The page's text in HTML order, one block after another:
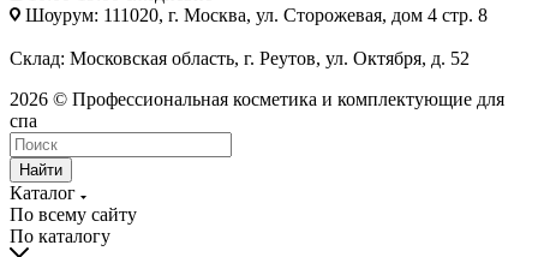
Шоурум: 111020, г. Москва, ул. Сторожевая, дом 4 стр. 8
Склад: Московская область, г. Реутов, ул. Октября, д. 52
2026 © Профессиональная косметика и комплектующие для
спа
Найти
Каталог
По всему сайту
По каталогу